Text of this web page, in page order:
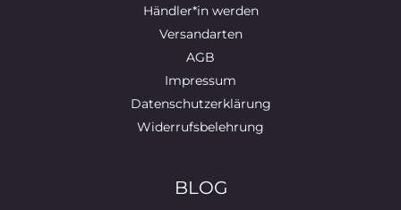
Händler*in werden
Versandarten
AGB
Impressum
Datenschutzerklärung
Widerrufsbelehrung
BLOG